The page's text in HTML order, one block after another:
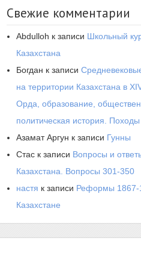
Свежие комментарии
Abdulloh к записи Школьный
Казахстана
Богдан к записи
на территории Казахстана в
Орда, образование,
политическая история.
Азамат Аргун к записи Гунны
Стас к записи Вопросы и
Казахстана. Вопросы 301-350
настя к записи Реформы 1867-
Казахстане